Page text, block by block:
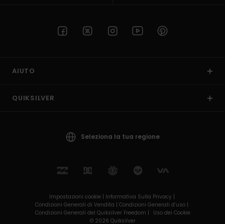
AIUTO
QUIKSILVER
Seleziona la tua regione
Impostazioni cookie | Informativa Sulla Privacy |
Condizioni Generali di Vendita | Condizioni Generali d’uso |
Condizioni Generali del Quiksilver Freedom |
Uso dei Cookie
© 2026 Quiksilver